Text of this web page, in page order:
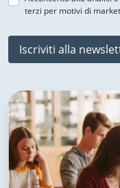
terzi per motivi di
Iscriviti alla